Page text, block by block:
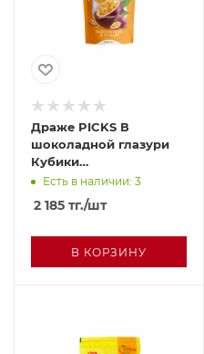
Драже PICKS В
шоколадной глазури
Кубики
лиофилизированного
йогурта с маракуйей
90г
Есть в наличии: 3
2 185 тг./шт
В КОРЗИНУ